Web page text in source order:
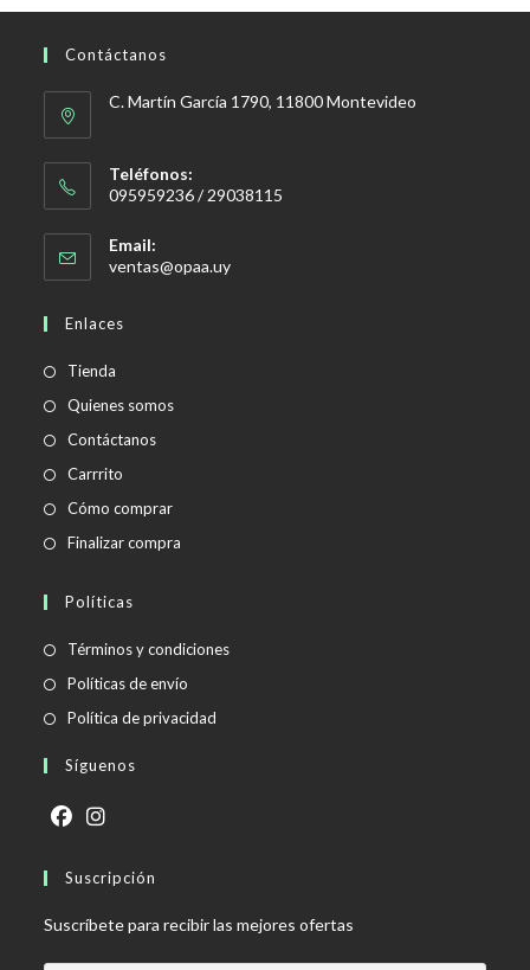
Contáctanos
C. Martín García 1790, 11800 Montevideo
Teléfonos:
095959236 / 29038115
Email:
ventas@opaa.uySe
Enlaces
Tienda
Quienes somos
Contáctanos
Carrrito
Cómo comprar
Finalizar compra
Políticas
Términos y condicionesSe
Políticas de envío
abre
Política de privacidad
Síguenos
abre
una
abre
una
Suscripción
Suscríbete para recibir las mejores ofertas